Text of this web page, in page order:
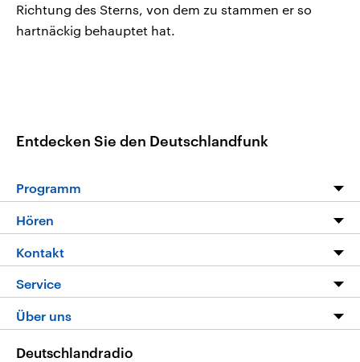
Richtung des Sterns, von dem zu stammen er so
hartnäckig behauptet hat.
Entdecken Sie den Deutschlandfunk
Programm
Die Nachrichten
Nachrichtenleicht
Neue Beiträge auf dlf.de
Hören
Livestream
Podcasts
Deutschlandfunk App
Nachrichten App
Kontakt
Hörerservice
Service
FAQ
Über uns
Deutschlandradio